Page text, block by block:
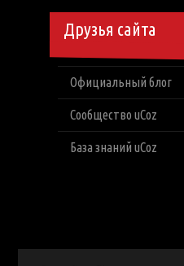
Друзья сайта
Официальный блог
Сообщество uCoz
База знаний uCoz